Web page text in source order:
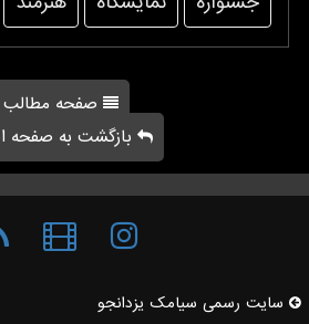
صفحه مطالب
بازگشت به صفحه
سایت رسمی سیامك یزدانجو